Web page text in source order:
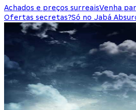
Achados e preços surreaisVenha
Ofertas secretas?Só no Jabá